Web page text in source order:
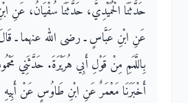
حَدَّثَنَا الْحُمَيْدِيُّ، حَدَّثَنَا سُفْيَانُ، عَنِ
عَنِ ابْنِ عَبَّاسٍ ـ رضى الله عنهما ـ
بِاللَّمَمِ مِنْ قَوْلِ أَبِي هُرَيْرَةَ‏.‏ حَدَّثَنِي
أَخْبَرَنَا مَعْمَرٌ عَنِ ابْنِ طَاوُسٍ عَنْ